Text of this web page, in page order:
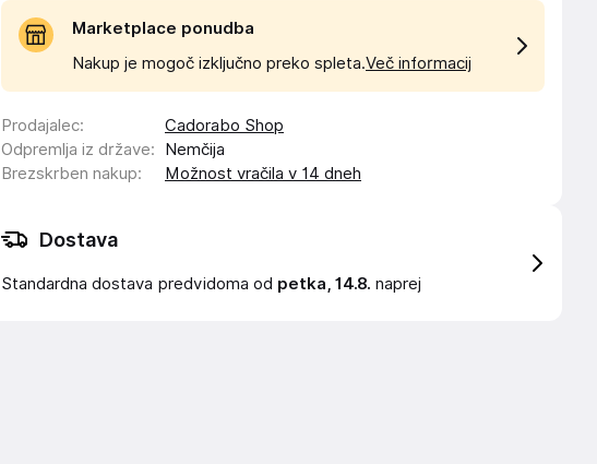
Marketplace ponudba
Nakup je mogoč izključno preko spleta.Več informacij
Prodajalec:
Cadorabo Shop
Odpremlja iz države:
Nemčija
Brezskrben nakup: Možnost vračila v 14 dneh
Dostava
Standardna dostava predvidoma od petka, 14.8. naprej